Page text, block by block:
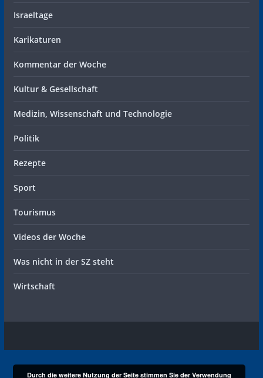
Israeltage
Karikaturen
Kommentar der Woche
Kultur & Gesellschaft
Medizin, Wissenschaft und Technologie
Politik
Rezepte
Sport
Tourismus
Videos der Woche
Was nicht in der SZ steht
Wirtschaft
Durch die weitere Nutzung der Seite stimmen Sie der Verwendung